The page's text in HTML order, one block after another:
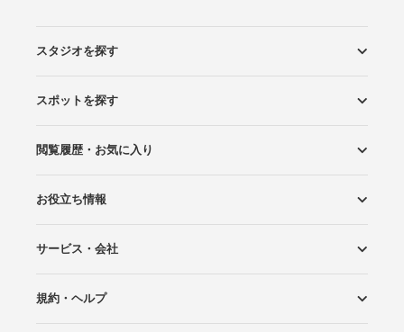
スタジオを探す
エリアから探す
こだわりから探す
NEW PHOTO STYLE
プランから探す
フォトタイプ診断
フォトグラファーから探す
国内リゾートから探す
スポットを探す
ロケーションから探す
スタジオから探す
閲覧履歴・お気に入り
閲覧スタジオ
お気に入り
お役立ち情報
Wedding Photo マガジン
はじめてガイド
サービス・会社
Photoraitとは
スタジオの掲載について
お問い合わせ
運営会社
サイトマップ
規約・ヘルプ